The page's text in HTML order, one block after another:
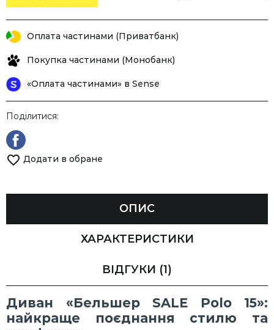
Оплата частинами (Приватбанк)
Покупка частинами (Монобанк)
«Оплата частинами» в Sense
Поділитися:
Додати в обране
ОПИС
ХАРАКТЕРИСТИКИ
ВІДГУКИ (1)
Диван «Бельшер SALE Polo 15»:
найкраще поєднання стилю та